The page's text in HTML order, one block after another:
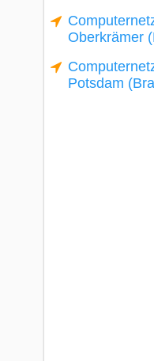
Oberkrämer
Potsdam